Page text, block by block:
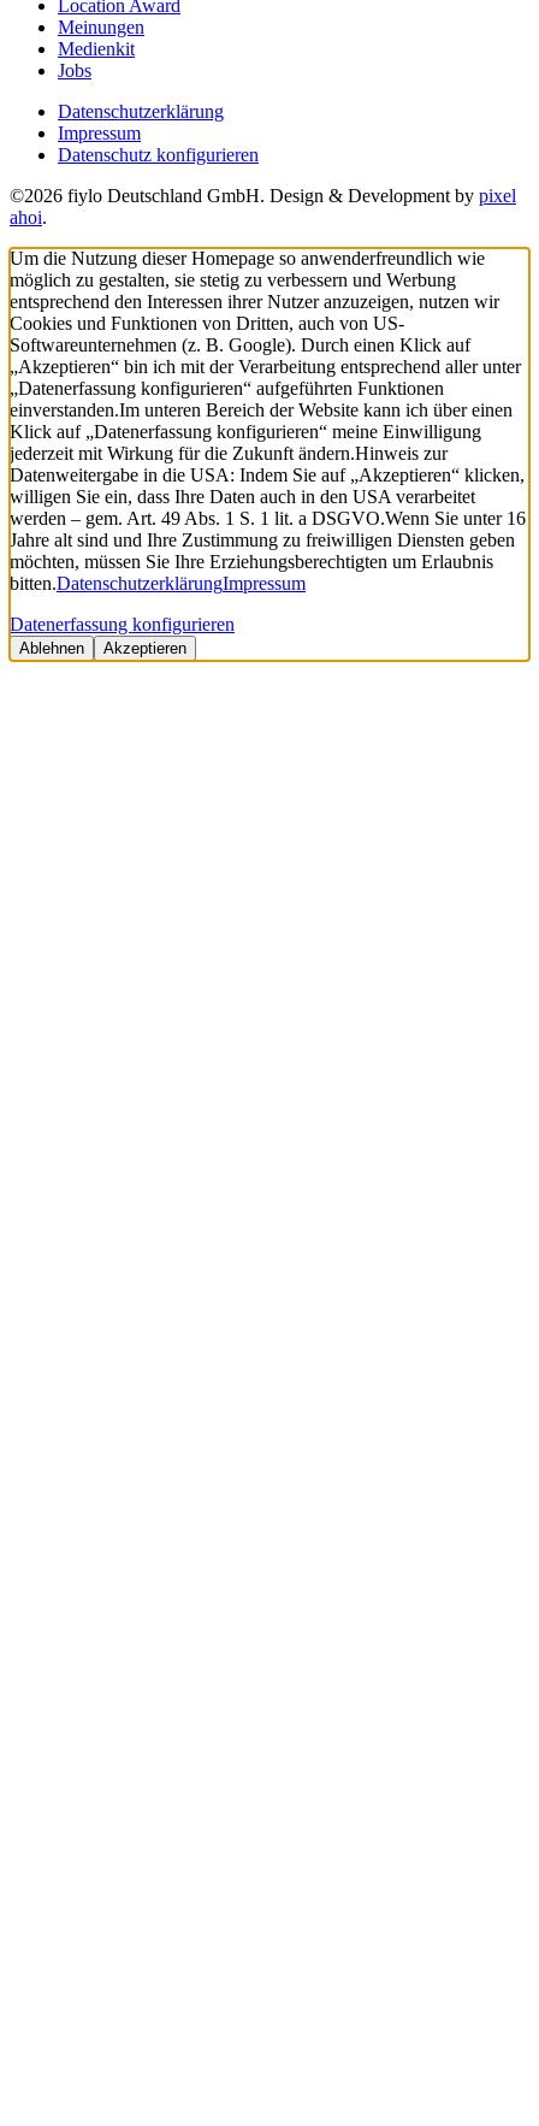
Location Award
Meinungen
Medienkit
Jobs
Datenschutzerklärung
Impressum
Datenschutz konfigurieren
©2026 fiylo Deutschland GmbH. Design & Development by pixel
ahoi.
Um die Nutzung dieser Homepage so anwenderfreundlich wie
möglich zu gestalten, sie stetig zu verbessern und Werbung
entsprechend den Interessen ihrer Nutzer anzuzeigen, nutzen wir
Cookies und Funktionen von Dritten, auch von US-
Softwareunternehmen (z. B. Google). Durch einen Klick auf
„Akzeptieren“ bin ich mit der Verarbeitung entsprechend aller unter
„Datenerfassung konfigurieren“ aufgeführten Funktionen
einverstanden.Im unteren Bereich der Website kann ich über einen
Klick auf „Datenerfassung konfigurieren“ meine Einwilligung
jederzeit mit Wirkung für die Zukunft ändern.Hinweis zur
Datenweitergabe in die USA: Indem Sie auf „Akzeptieren“ klicken,
willigen Sie ein, dass Ihre Daten auch in den USA verarbeitet
werden – gem. Art. 49 Abs. 1 S. 1 lit. a DSGVO.Wenn Sie unter 16
Jahre alt sind und Ihre Zustimmung zu freiwilligen Diensten geben
möchten, müssen Sie Ihre Erziehungsberechtigten um Erlaubnis
bitten.DatenschutzerklärungImpressum
Datenerfassung konfigurieren
Ablehnen Akzeptieren